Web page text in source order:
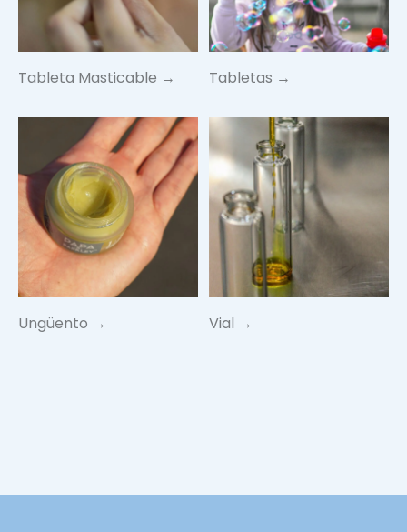
Tableta Masticable → Tabletas →
Ungüento → Vial →